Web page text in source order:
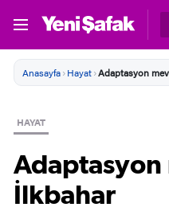
Anasayfa›Hayat›Adaptasyon
HAYAT
Adaptasyon
İlkbahar